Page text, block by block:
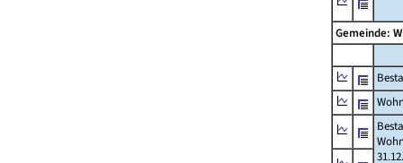
Gemeinde: